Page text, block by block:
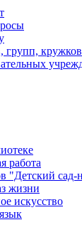
групп,
работа
"Детский сад-
жизни
искусство